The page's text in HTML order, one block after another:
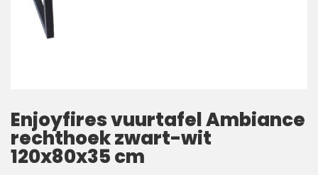
Enjoyfires vuurtafel Ambiance
rechthoek zwart-wit
120x80x35 cm